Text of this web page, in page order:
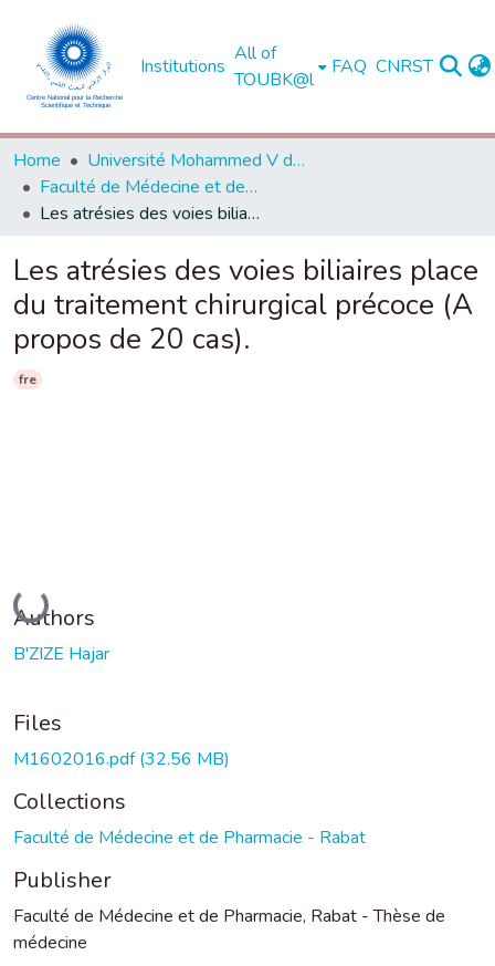
Institutions
All of
TOUBK@l
FAQ CNRST
Home
Université Mohammed V de Rabat
Faculté de Médecine et de Pharmacie - Rabat
Les atrésies des voies biliaires place du traitement chirurgical précoce (A propos de 20 cas).
Les atrésies des voies biliaires place
du traitement chirurgical précoce (A
propos de 20 cas).
fre
Loading...
Authors
B'ZIZE Hajar
Files
M1602016.pdf(32.56 MB)
Collections
Faculté de Médecine et de Pharmacie - Rabat
Publisher
Faculté de Médecine et de Pharmacie, Rabat - Thèse de
médecine